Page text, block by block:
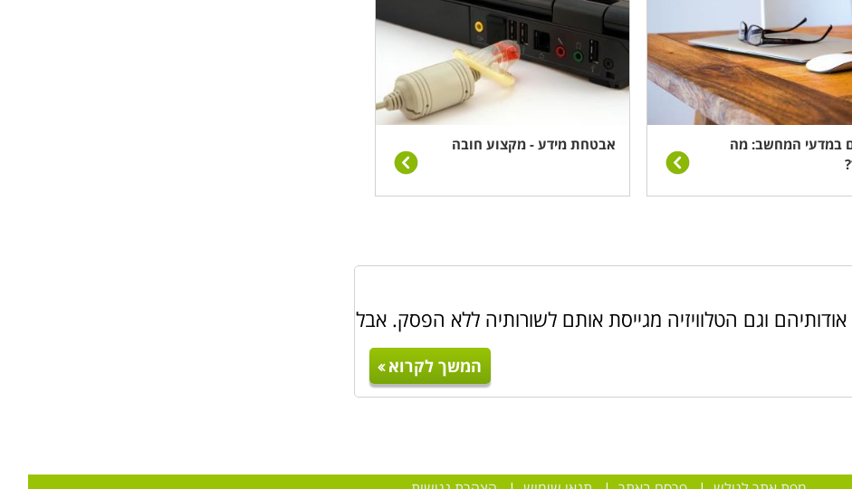
במדעי המחשב: מה
אבטחת מידע - מקצוע חובה
וגם הטלוויזיה מגייסת אותם לשורותיה ללא הפסק. אבל
המשך לקרוא